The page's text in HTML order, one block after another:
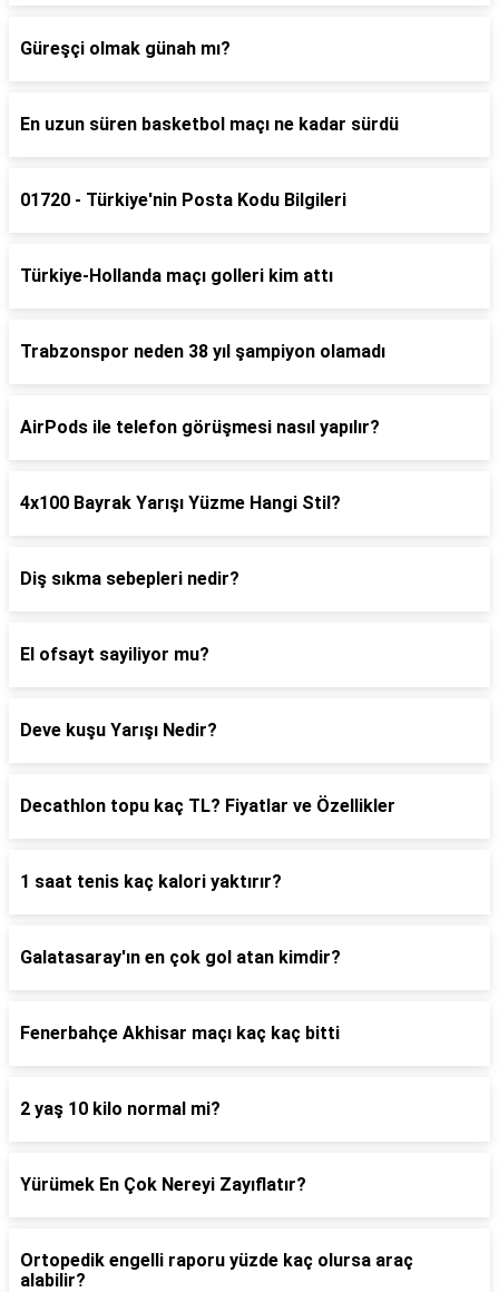
Güreşçi olmak günah mı?
En uzun süren basketbol maçı ne kadar sürdü
01720 - Türkiye'nin Posta Kodu Bilgileri
Türkiye-Hollanda maçı golleri kim attı
Trabzonspor neden 38 yıl şampiyon olamadı
AirPods ile telefon görüşmesi nasıl yapılır?
4x100 Bayrak Yarışı Yüzme Hangi Stil?
Diş sıkma sebepleri nedir?
El ofsayt sayiliyor mu?
Deve kuşu Yarışı Nedir?
Decathlon topu kaç TL? Fiyatlar ve Özellikler
1 saat tenis kaç kalori yaktırır?
Galatasaray'ın en çok gol atan kimdir?
Fenerbahçe Akhisar maçı kaç kaç bitti
2 yaş 10 kilo normal mi?
Yürümek En Çok Nereyi Zayıflatır?
Ortopedik engelli raporu yüzde kaç olursa araç
alabilir?